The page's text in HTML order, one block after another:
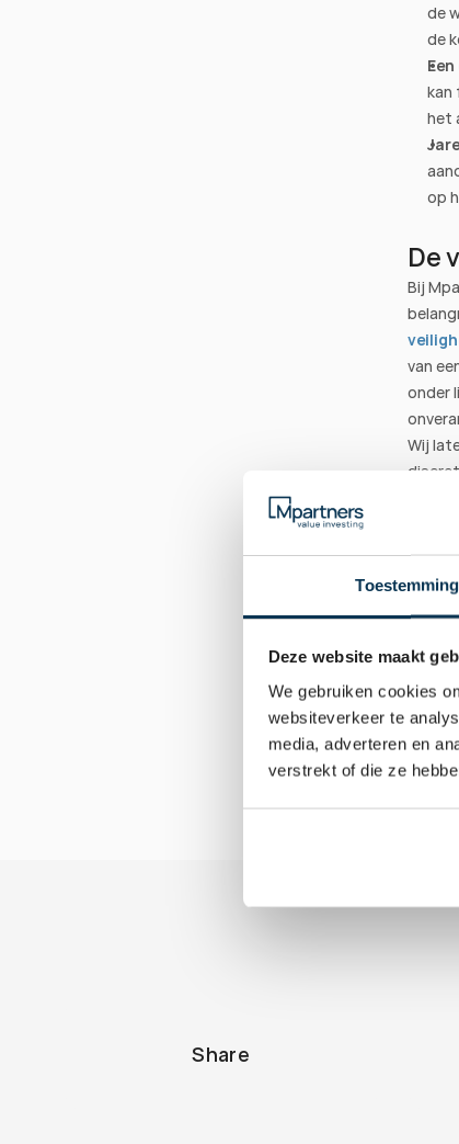
Toestemming
Deze website maakt
We gebruiken cookies
websiteverkeer te
media, adverteren en
verstrekt of die ze
de
de
kan
het
op
De
Bij
van
onder
Wij
Pas
Bekijk
echte
Share